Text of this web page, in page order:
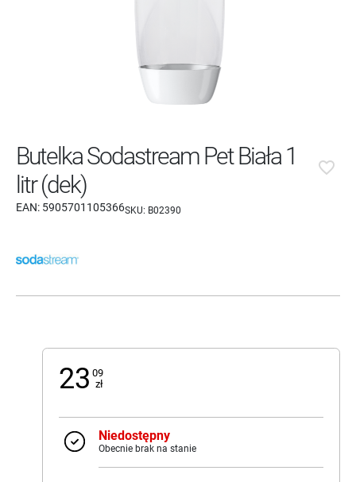
Butelka Sodastream Pet Biała 1
litr (dek)
EAN: 5905701105366SKU: B02390
favorite_border
23 09
zł
Niedostępny
Obecnie brak na stanie